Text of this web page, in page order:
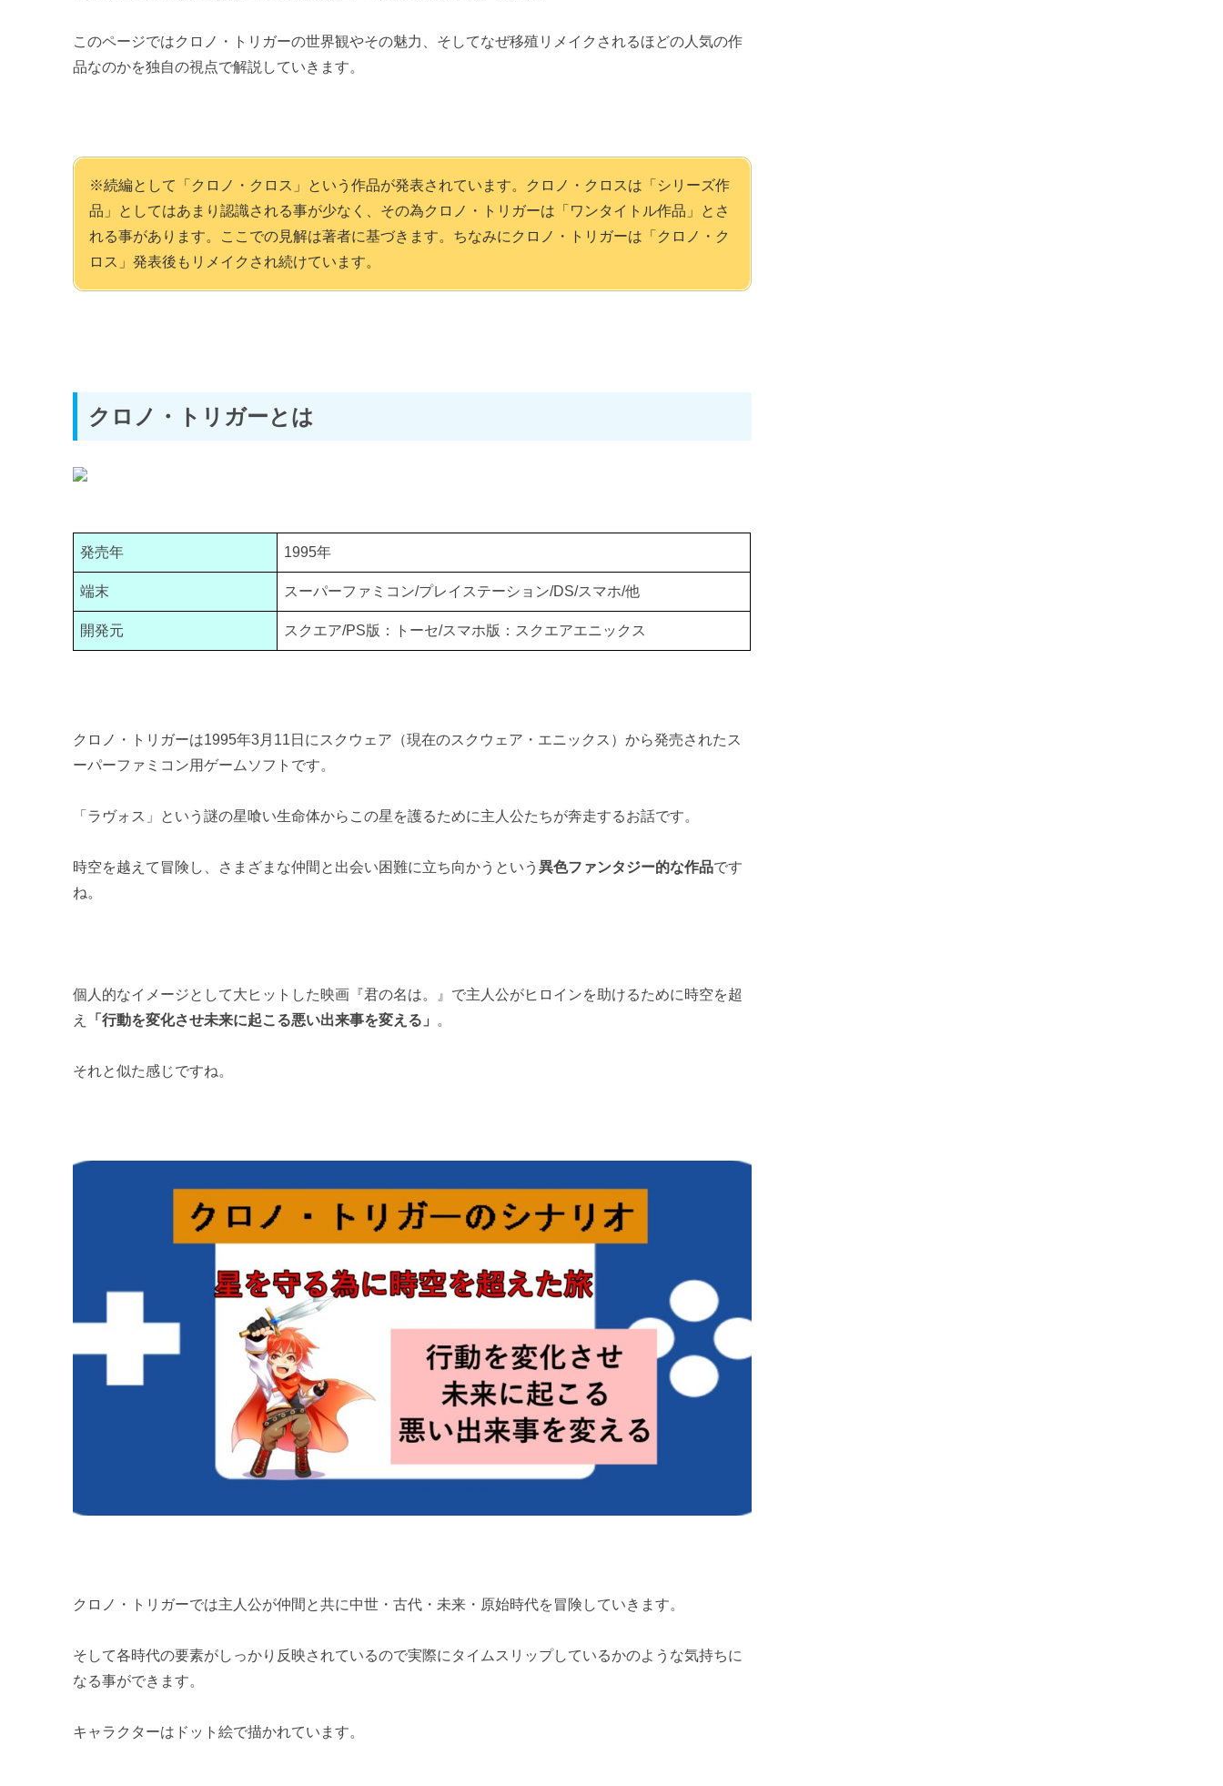
このページではクロノ・トリガーの世界観やその魅力、そしてなぜ移殖リメイクされるほどの人気の作
品なのかを独自の視点で解説していきます。
※続編として「クロノ・クロス」という作品が発表されています。クロノ・クロスは「シリーズ作
品」としてはあまり認識される事が少なく、その為クロノ・トリガーは「ワンタイトル作品」とさ
れる事があります。ここでの見解は著者に基づきます。ちなみにクロノ・トリガーは「クロノ・ク
ロス」発表後もリメイクされ続けています。
クロノ・トリガーとは
発売年 1995年
端末 スーパーファミコン/プレイステーション/DS/スマホ/他
開発元 スクエア/PS版：トーセ/スマホ版：スクエアエニックス
クロノ・トリガーは1995年3月11日にスクウェア（現在のスクウェア・エニックス）から発売されたス
ーパーファミコン用ゲームソフトです。
「ラヴォス」という謎の星喰い生命体からこの星を護るために主人公たちが奔走するお話です。
時空を越えて冒険し、さまざまな仲間と出会い困難に立ち向かうという異色ファンタジー的な作品です
ね。
個人的なイメージとして大ヒットした映画『君の名は。』で主人公がヒロインを助けるために時空を超
え
「行動を変化させ未来に起こる悪い出来事を変える」 。
それと似た感じですね。
クロノ・トリガーでは主人公が仲間と共に中世・古代・未来・原始時代を冒険していきます。
そして各時代の要素がしっかり反映されているので実際にタイムスリップしているかのような気持ちに
なる事ができます。
キャラクターはドット絵で描かれています。